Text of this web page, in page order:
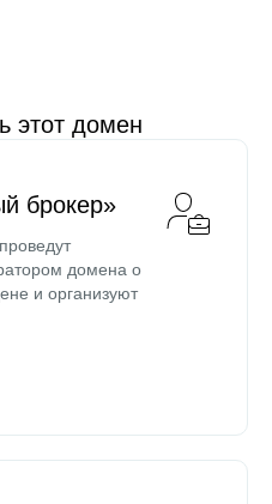
этот домен
брокер»
домена о
и организуют